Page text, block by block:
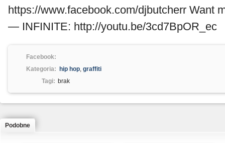
https://www.facebook.com/djbutcherr Want
— INFINITE: http://youtu.be/3cd7BpOR_ec
Facebook:
Kategoria:
hip hop, graffiti
Tagi: brak
Podobne